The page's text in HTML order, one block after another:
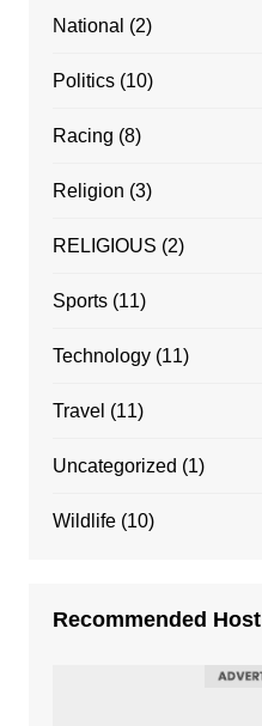
National (2)
Politics(10)
Racing (8)
Religion (3)
RELIGIOUS (2)
Sports(11)
Technology(11)
Travel (11)
Uncategorized (1)
Wildlife(10)
Recommended Host